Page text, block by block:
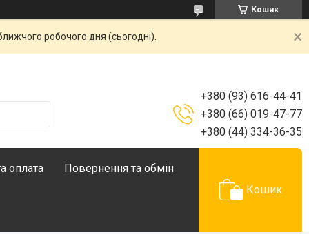
Кошик
робочого дня (сьогодні).
+380 (93) 616-44-41
+380 (66) 019-47-77
+380 (44) 334-36-35
оплата Повернення та обмін
Кошик